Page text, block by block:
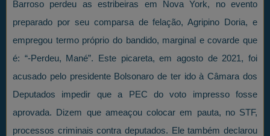
Barroso perdeu as estribeiras em Nova York, no evento
preparado por seu comparsa de felação, Agripino Doria, e
empregou termo próprio do bandido, marginal e covarde que
é: “-Perdeu, Mané”. Este picareta, em agosto de 2021, foi
acusado pelo presidente Bolsonaro de ter ido à Câmara dos
Deputados impedir que a PEC do voto impresso fosse
aprovada. Dizem que ameaçou colocar em pauta, no STF,
processos criminais contra deputados. Ele também declarou